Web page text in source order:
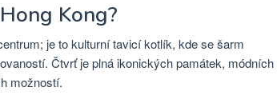
Kong?
je to kulturní tavicí kotlík, kde se šarm
Čtvrť je plná ikonických památek, módních
možností.